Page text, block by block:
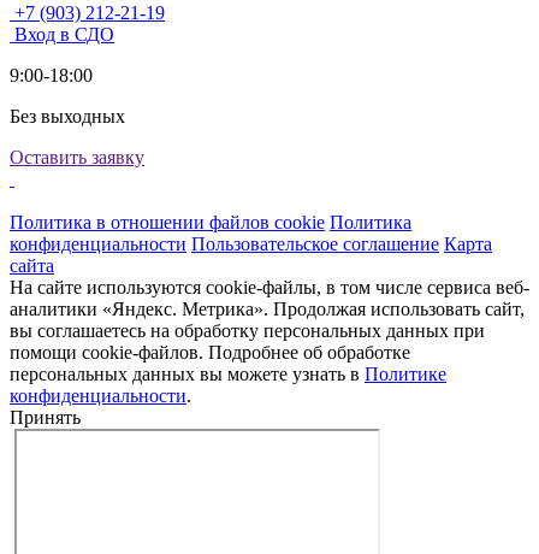
+7 (903) 212-21-19
Вход в СДО
9:00-18:00
Без выходных
Оставить заявку
Политика в отношении файлов cookie Политика
конфиденциальности Пользовательское соглашение Карта
сайта
На сайте используются cookie-файлы, в том числе сервиса веб-
аналитики «Яндекс. Метрика». Продолжая использовать сайт,
вы соглашаетесь на обработку персональных данных при
помощи cookie-файлов. Подробнее об обработке
персональных данных вы можете узнать в Политике
конфиденциальности.
Принять